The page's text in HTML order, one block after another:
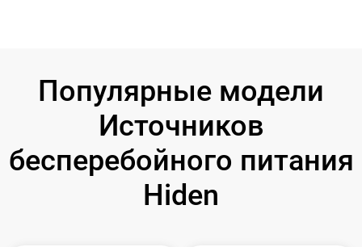
Популярные модели
Источников
бесперебойного питания
Hiden